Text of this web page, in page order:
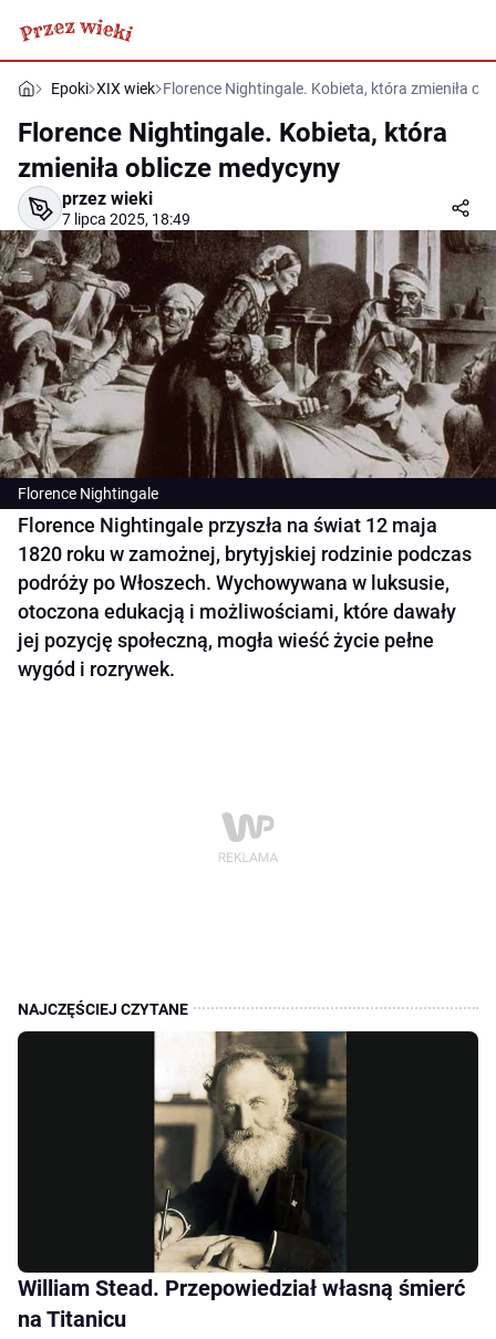
Epoki XIX wiek Florence Nightingale. Kobieta, która zmieniła
Florence Nightingale. Kobieta, która
zmieniła oblicze medycyny
przez wieki
7 lipca 2025, 18:49
Florence Nightingale
Florence Nightingale przyszła na świat 12 maja
1820 roku w zamożnej, brytyjskiej rodzinie podczas
podróży po Włoszech. Wychowywana w luksusie,
otoczona edukacją i możliwościami, które dawały
jej pozycję społeczną, mogła wieść życie pełne
wygód i rozrywek.
William Stead. Przepowiedział własną śmierć
na Titanicu